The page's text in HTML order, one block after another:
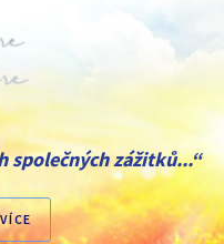
společných zážitků...“